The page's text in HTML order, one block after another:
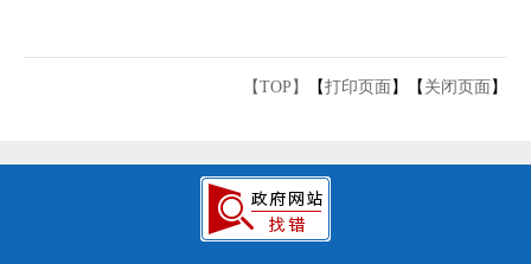
【TOP】 【打印页面 】【 关闭页面 】